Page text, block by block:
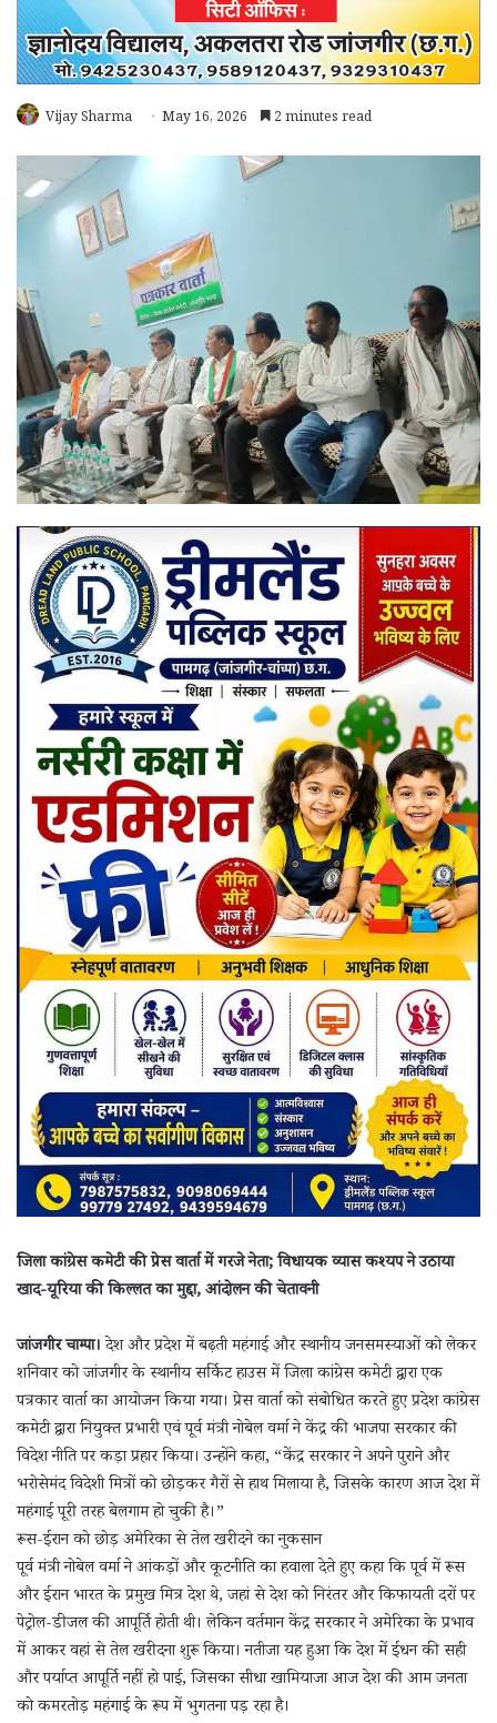
Vijay Sharma May 16, 2026 2 minutes read
जिला कांग्रेस कमेटी की प्रेस वार्ता में गरजे नेता; विधायक व्यास कश्यप ने उठाया
खाद-यूरिया की किल्लत का मुद्दा, आंदोलन की चेतावनी
जांजगीर चाम्पा।देश और प्रदेश में बढ़ती महंगाई और स्थानीय जनसमस्याओं को लेकर
शनिवार को जांजगीर के स्थानीय सर्किट हाउस में जिला कांग्रेस कमेटी द्वारा एक
पत्रकार वार्ता का आयोजन किया गया। प्रेस वार्ता को संबोधित करते हुए प्रदेश कांग्रेस
कमेटी द्वारा नियुक्त प्रभारी एवं पूर्व मंत्री नोबेल वर्मा ने केंद्र की भाजपा सरकार की
विदेश नीति पर कड़ा प्रहार किया। उन्होंने कहा, “केंद्र सरकार ने अपने पुराने और
भरोसेमंद विदेशी मित्रों को छोड़कर गैरों से हाथ मिलाया है, जिसके कारण आज देश में
महंगाई पूरी तरह बेलगाम हो चुकी है।”
रूस-ईरान को छोड़ अमेरिका से तेल खरीदने का नुकसान
पूर्व मंत्री नोबेल वर्मा ने आंकड़ों और कूटनीति का हवाला देते हुए कहा कि पूर्व में रूस
और ईरान भारत के प्रमुख मित्र देश थे, जहां से देश को निरंतर और किफायती दरों पर
पेट्रोल-डीजल की आपूर्ति होती थी। लेकिन वर्तमान केंद्र सरकार ने अमेरिका के प्रभाव
में आकर वहां से तेल खरीदना शुरू किया। नतीजा यह हुआ कि देश में ईंधन की सही
और पर्याप्त आपूर्ति नहीं हो पाई, जिसका सीधा खामियाजा आज देश की आम जनता
को कमरतोड़ महंगाई के रूप में भुगतना पड़ रहा है।